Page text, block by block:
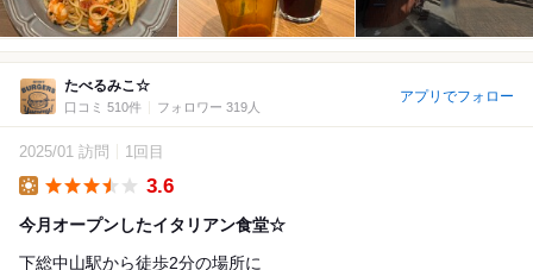
たべるみこ☆
口コミ 510件 フォロワー 319人
アプリでフォロー
2025/01 訪問 1回目
3.6
今月オープンしたイタリアン食堂☆
下総中山駅から徒歩2分の場所に